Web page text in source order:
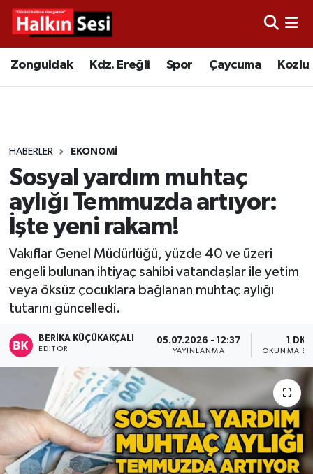
Zonguldak Kdz. Ereğli Spor Çaycuma Kozlu
HABERLER EKONOMI
Sosyal yardım muhtaç
aylığı Temmuzda artıyor:
İşte yeni rakam!
Vakıflar Genel Müdürlüğü, yüzde 40 ve üzeri
engeli bulunan ihtiyaç sahibi vatandaşlar ile yetim
veya öksüz çocuklara bağlanan muhtaç aylığı
tutarını güncelledi.
BERIKA KÜÇÜKAKÇALI
EDITÖR
05.07.2026 - 12:37
YAYINLANMA
1 DK
OKUNMA
Video
Çaycuma
Alaplı
Asayiş
Bartın
Karabük
Devrek
Bolu
ÇEVRE
BİLİM VE TEKNOLOJİ
Merkez Hava Durumu
Tüm Manşetler
Son Dakika Haberleri
Haber Arşivi